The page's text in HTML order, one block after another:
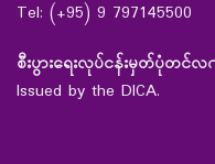
Tel: (+95) 9 797145500
စီးပွားရေးလုပ်ငန်းမှတ်ပုံတ
Issued by the DICA.